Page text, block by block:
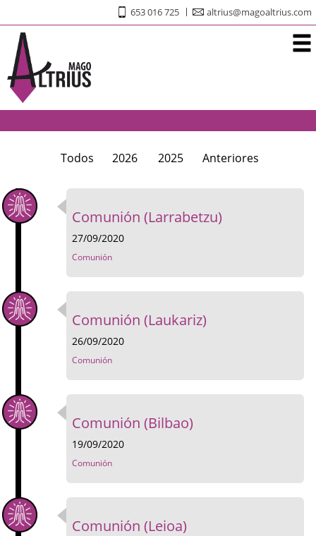
653 016 725 altrius@magoaltrius.com
Todos 2026 2025 Anteriores
Comunión (Larrabetzu)
27/09/2020
Comunión
Comunión (Laukariz)
26/09/2020
Comunión
Comunión (Bilbao)
19/09/2020
Comunión
Comunión (Leioa)